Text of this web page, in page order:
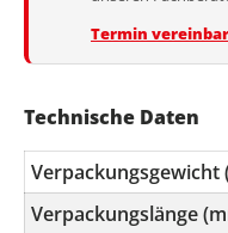
Termin
Technische Daten
Verpackungsgewicht
Verpackungslänge